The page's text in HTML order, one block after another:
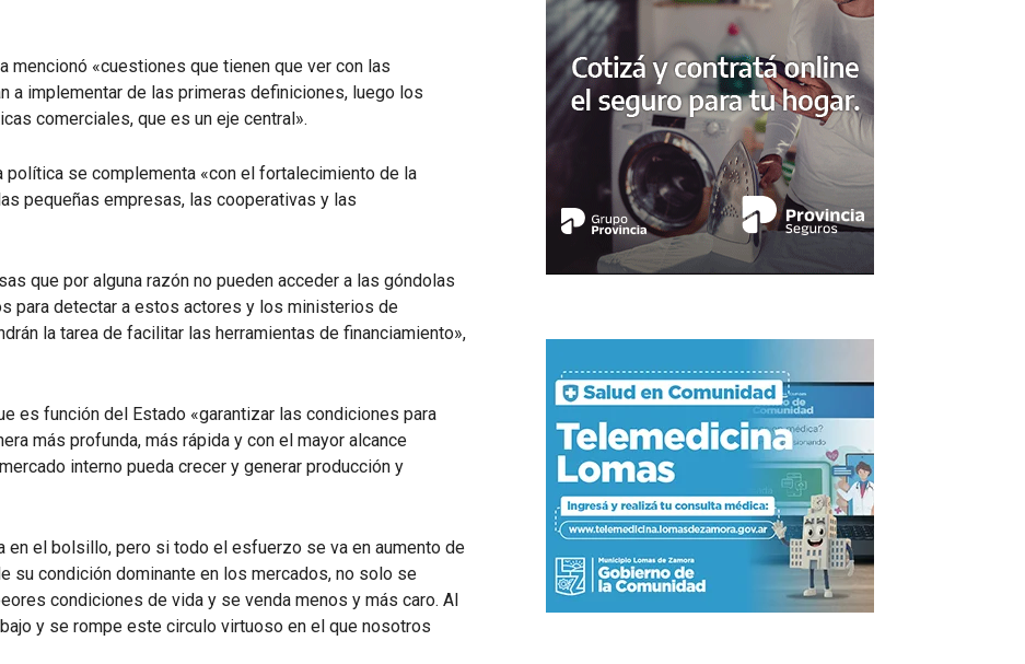
mencionó «cuestiones que tienen que ver con las
a implementar de las primeras definiciones, luego los
comerciales, que es un eje central».
política se complementa «con el fortalecimiento de la
pequeñas empresas, las cooperativas y las
que por alguna razón no pueden acceder a las góndolas
para detectar a estos actores y los ministerios de
la tarea de facilitar las herramientas de financiamiento»,
es función del Estado «garantizar las condiciones para
más profunda, más rápida y con el mayor alcance
interno pueda crecer y generar producción y
en el bolsillo, pero si todo el esfuerzo se va en aumento de
su condición dominante en los mercados, no solo se
condiciones de vida y se venda menos y más caro. Al
y se rompe este circulo virtuoso en el que nosotros